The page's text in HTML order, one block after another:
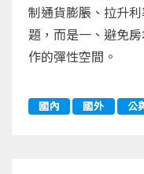
制通貨膨脹、拉升
題，而是一、避免
作的彈性空間。
國內 國外 公